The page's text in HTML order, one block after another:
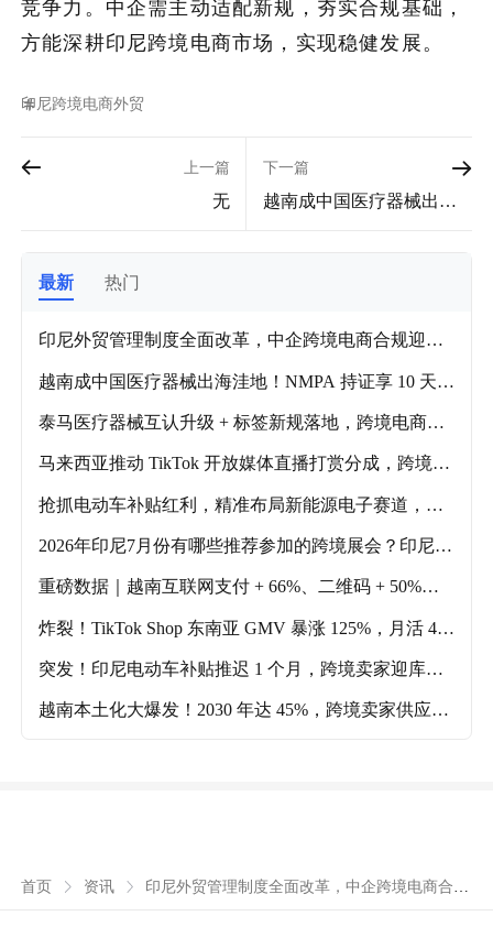
竞争力。中企需主动适配新规，夯实合规基础，
方能深耕印尼跨境电商市场，实现稳健发展。
印尼跨境电商外贸
上一篇
无
下一篇
越南成中国医疗器械出海
最新
热门
印尼外贸管理制度全面改革，中企跨境电商合规迎新
越南成中国医疗器械出海洼地！NMPA 持证享 10 天快
泰马医疗器械互认升级 + 标签新规落地，跨境电商迎
马来西亚推动 TikTok 开放媒体直播打赏分成，跨境电
抢抓电动车补贴红利，精准布局新能源电子赛道，政
2026年印尼7月份有哪些推荐参加的跨境展会？印尼7
重磅数据｜越南互联网支付 + 66%、二维码 + 50%，
炸裂！TikTok Shop 东南亚 GMV 暴涨 125%，月活 4.6
突发！印尼电动车补贴推迟 1 个月，跨境卖家迎库存
越南本土化大爆发！2030 年达 45%，跨境卖家供应链
首页 资讯
印尼外贸管理制度全面改革，中企跨境电商合规